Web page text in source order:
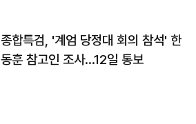
종합특검, '계엄 당정대 회의 참석' 한
동훈 참고인 조사...12일 통보